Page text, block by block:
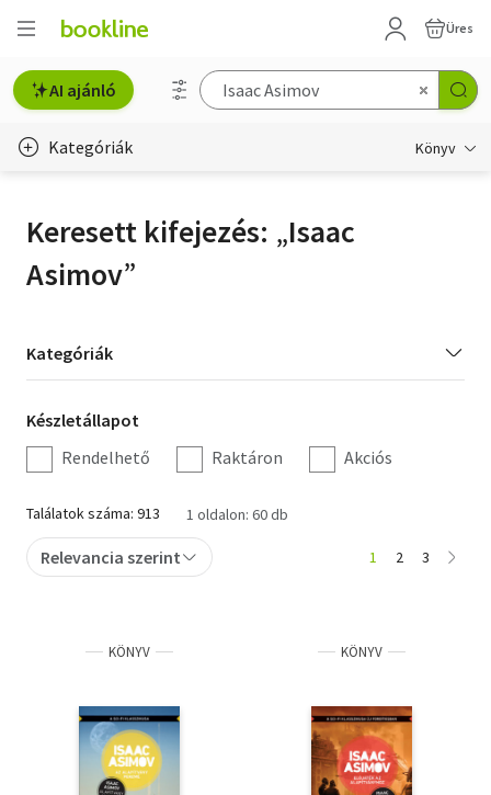
Üres
AI ajánló
Kategóriák Könyv
Erotika
Hobbi, szabadidő
Tankönyv, segédkönyv
Történelem
Keresett kifejezés:
Isaac
Asimov
Kategória
szűrés
Kategóriák
Készletállapot
szűrés
Készletállapot
Rendelhető
Raktáron Akciós
Találatok száma: 913 1 oldalon: 60 db
Relevancia szerint 1 2 3
KÖNYV KÖNYV